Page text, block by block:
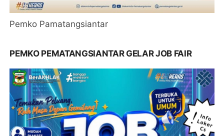
Pemko Pamatangsiantar
PEMKO PEMATANGSIANTAR GELAR JOB FAIR